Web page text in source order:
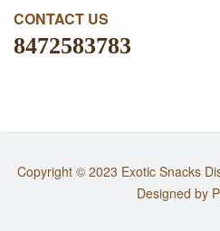
CONTACT US
8472583783
Copyright © 2023 Exotic Snacks
Designed by